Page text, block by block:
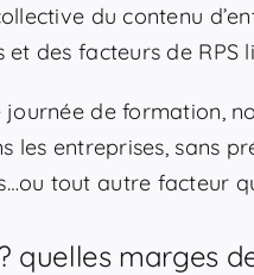
du contenu
et des facteurs de RPS
de formation,
les entreprises, sans
tout autre facteur
quelles marges